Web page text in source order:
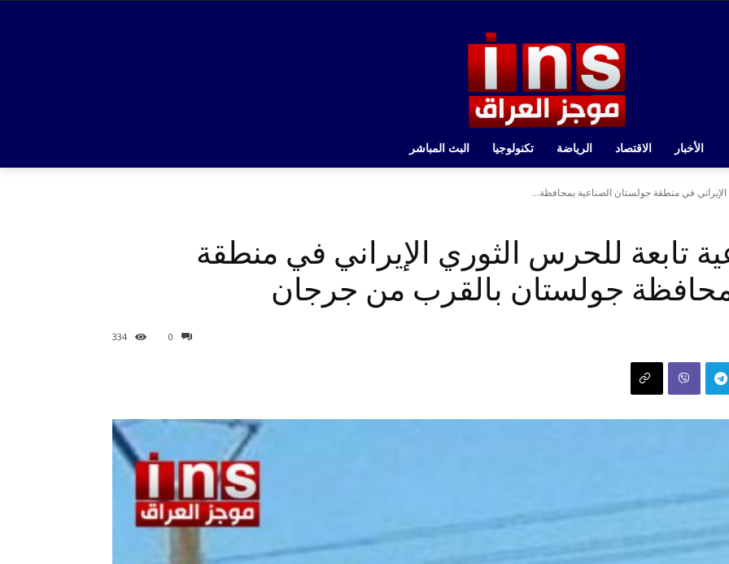
الأخبار الاقتصاد الرياضة تكنولوجيا البث المباشر
في منطقة جولستان الصناعية بمحافظة...
تابعة للحرس الثوري الإيراني في منطقة
جولستان بالقرب من جرجان
0
334